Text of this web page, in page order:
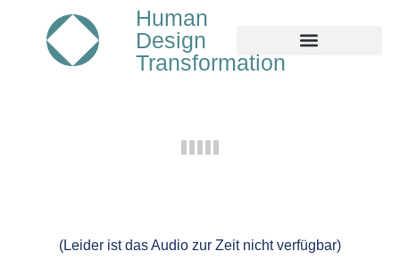
Human
Design
Transformation
(Leider ist das Audio zur Zeit nicht verfügbar)